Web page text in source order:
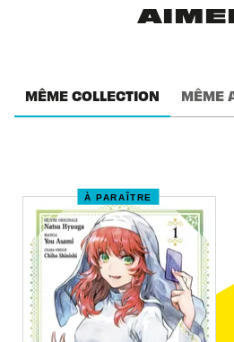
MÊME COLLECTION MÊME
À PARAÎTRE